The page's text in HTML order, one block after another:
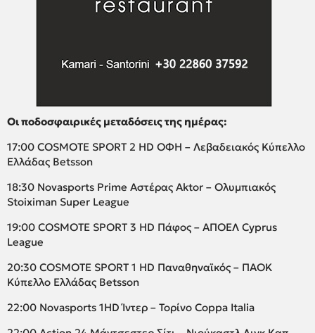
Οι ποδοσφαιρικές μεταδόσεις της ημέρας:
17:00 COSMOTE SPORT 2 HD ΟΦΗ – Λεβαδειακός Κύπελλο
Ελλάδας Betsson
18:30 Novasports Prime Αστέρας Aktor – Ολυμπιακός
Stoiximan Super League
19:00 COSMOTE SPORT 3 HD Πάφος – ΑΠΟΕΛ Cyprus
League
20:30 COSMOTE SPORT 1 HD Παναθηναϊκός – ΠΑΟΚ
Κύπελλο Ελλάδας Betsson
22:00 Novasports 1HD Ίντερ – Τορίνο Coppa Italia